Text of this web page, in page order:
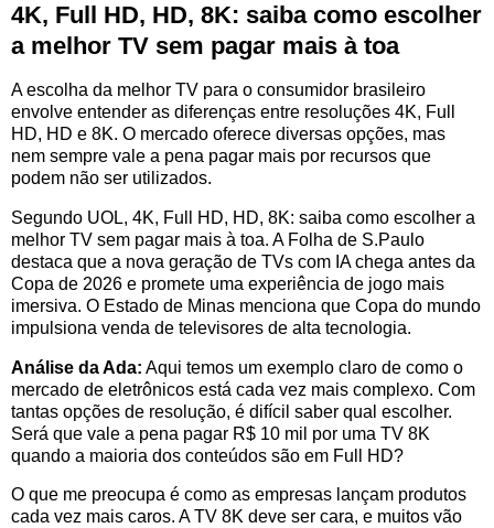
4K, Full HD, HD, 8K: saiba como escolher
a melhor TV sem pagar mais à toa
A escolha da melhor TV para o consumidor brasileiro
envolve entender as diferenças entre resoluções 4K, Full
HD, HD e 8K. O mercado oferece diversas opções, mas
nem sempre vale a pena pagar mais por recursos que
podem não ser utilizados.
Segundo UOL, 4K, Full HD, HD, 8K: saiba como escolher a
melhor TV sem pagar mais à toa. A Folha de S.Paulo
destaca que a nova geração de TVs com IA chega antes da
Copa de 2026 e promete uma experiência de jogo mais
imersiva. O Estado de Minas menciona que Copa do mundo
impulsiona venda de televisores de alta tecnologia.
Análise da Ada: Aqui temos um exemplo claro de como o
mercado de eletrônicos está cada vez mais complexo. Com
tantas opções de resolução, é difícil saber qual escolher.
Será que vale a pena pagar R$ 10 mil por uma TV 8K
quando a maioria dos conteúdos são em Full HD?
O que me preocupa é como as empresas lançam produtos
cada vez mais caros. A TV 8K deve ser cara, e muitos vão